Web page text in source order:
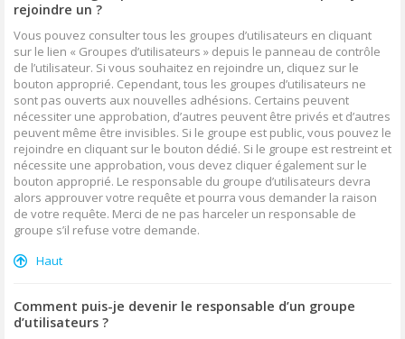
rejoindre un ?
Vous pouvez consulter tous les groupes d’utilisateurs en cliquant
sur le lien « Groupes d’utilisateurs » depuis le panneau de contrôle
de l’utilisateur. Si vous souhaitez en rejoindre un, cliquez sur le
bouton approprié. Cependant, tous les groupes d’utilisateurs ne
sont pas ouverts aux nouvelles adhésions. Certains peuvent
nécessiter une approbation, d’autres peuvent être privés et d’autres
peuvent même être invisibles. Si le groupe est public, vous pouvez le
rejoindre en cliquant sur le bouton dédié. Si le groupe est restreint et
nécessite une approbation, vous devez cliquer également sur le
bouton approprié. Le responsable du groupe d’utilisateurs devra
alors approuver votre requête et pourra vous demander la raison
de votre requête. Merci de ne pas harceler un responsable de
groupe s’il refuse votre demande.
Haut
Comment puis-je devenir le responsable d’un groupe
d’utilisateurs ?